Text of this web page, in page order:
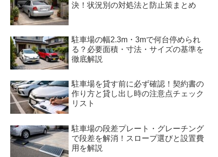
決！状況別の対処法と防止策まとめ
駐車場の幅2.3m・3mで何台停められ
る？必要面積・寸法・サイズの基準を
徹底解説
駐車場を貸す前に必ず確認！契約書の
作り方と貸し出し時の注意点チェック
リスト
駐車場の段差プレート・グレーチング
で段差を解消！スロープ選びと設置費
用を解説